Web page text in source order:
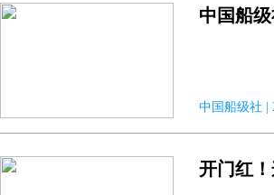
中国船
中国船级社 |
开门红